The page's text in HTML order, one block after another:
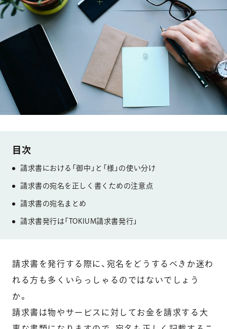
請求書における「御中」と「様」の使い分け
請求書の宛名を正しく書くための注意点
請求書の宛名まとめ
請求書発行は「TOKIUM請求書発行」
請求書を発行する際に、宛名をどうするべきか迷わ
れる方も多くいらっしゃるのではないでしょう
か。
請求書は物やサービスに対してお金を請求する大